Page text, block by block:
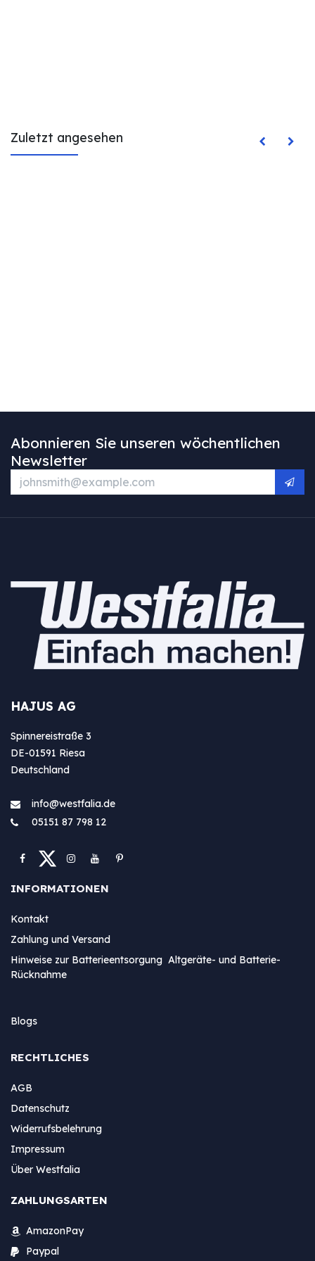
Zuletzt angesehen
Abonnieren Sie unseren wöchentlichen
Newsletter
HAJUS AG
Spinnereistraße 3
DE-01591 Riesa
Deutschland
info@westfa​lia.de
05151 87 798 12
INFORMATIONEN
Kontakt
Zahlung und Versand
Hinweise zur Batterieentsorgung Altgeräte- und Batterie-
Rücknahme
Blogs
RECHTLICHES
AGB
Datenschutz
Widerrufsbelehrung
Impressum
Über Westfalia
ZAHLUNGSARTEN
AmazonPay
Paypal